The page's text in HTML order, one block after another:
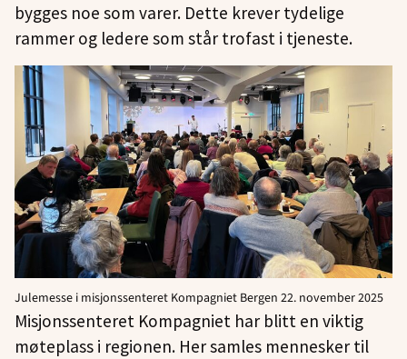
bygges noe som varer. Dette krever tydelige
rammer og ledere som står trofast i tjeneste.
Julemesse i misjonssenteret Kompagniet Bergen 22. november 2025
Misjonssenteret Kompagniet har blitt en viktig
møteplass i regionen. Her samles mennesker til